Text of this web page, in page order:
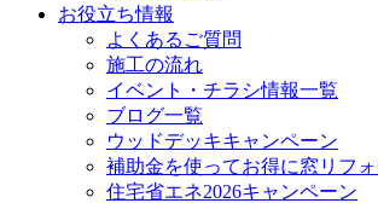
お役立ち情報
よくあるご質問
施工の流れ
イベント・チラシ情報一覧
ブログ一覧
ウッドデッキキャンペーン
補助金を使ってお得に窓リフォ
住宅省エネ2026キャンペーン